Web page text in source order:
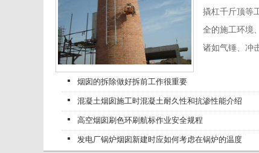
撬杠千斤顶等
全的施工环境
诸如气锤、冲
烟囱的拆除做好拆前工作很重要
混凝土烟囱施工时混凝土耐久性和抗渗性能介绍
高空烟囱刷色环刷航标作业安全规程
发电厂锅炉烟囱新建时应如何考虑在锅炉的温度